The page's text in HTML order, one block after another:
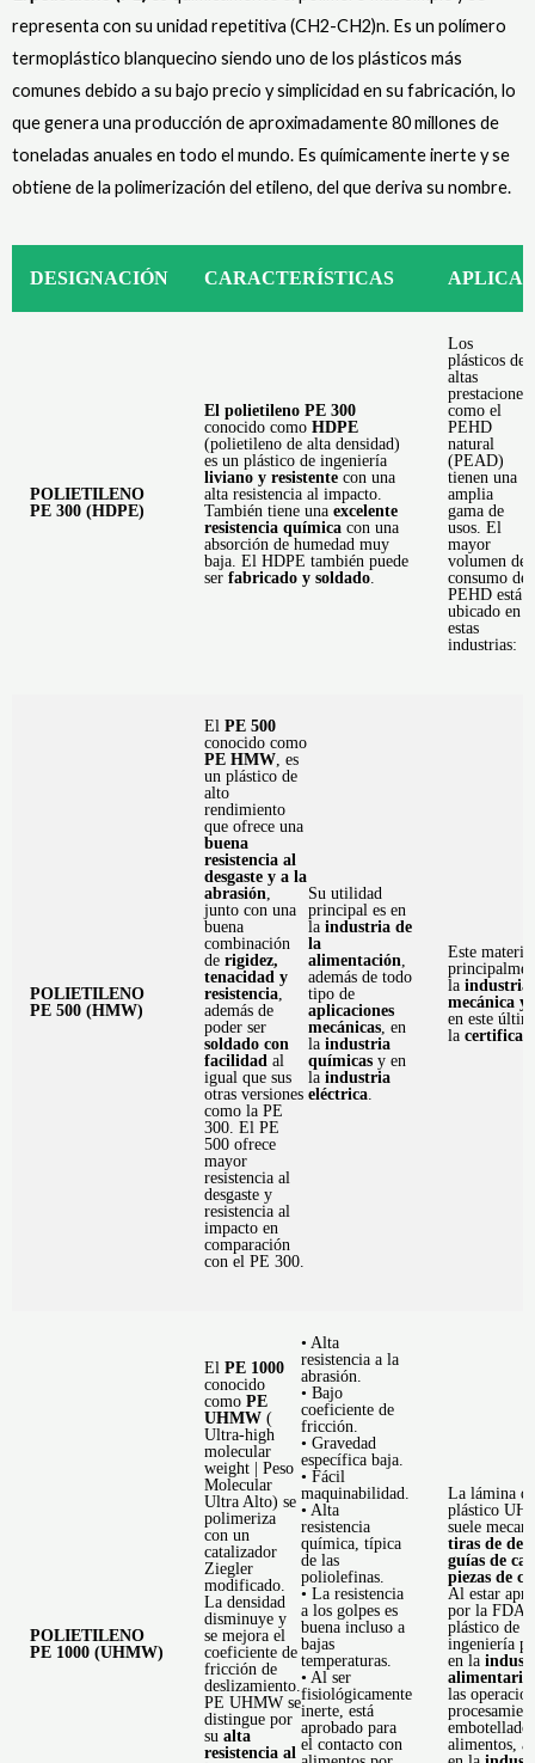
representa con su unidad repetitiva (CH2-CH2)n. Es un polímero
termoplástico blanquecino siendo uno de los plásticos más
comunes debido a su bajo precio y simplicidad en su fabricación, lo
que genera una producción de aproximadamente 80 millones de
toneladas anuales en todo el mundo. Es químicamente inerte y se
obtiene de la polimerización del etileno, del que deriva su nombre.
DESIGNACIÓN CARACTERÍSTICAS
POLIETILENO
PE 300 (HDPE)
El polietileno PE 300
conocido como HDPE
(polietileno de alta densidad)
es un plástico de ingeniería
liviano y resistente con una
alta resistencia al impacto.
También tiene una excelente
resistencia química con una
absorción de humedad muy
baja. El HDPE también puede
ser fabricado y soldado
Los
plásticos de
altas
prestaciones
como el
PEHD
natural
(PEAD)
tienen una
amplia
gama de
usos. El
mayor
volumen de
consumo de
PEHD está
ubicado en
estas
industrias:
POLIETILENO
PE 500 (HMW)
El PE 500
conocido como
PE HMW , es
un plástico de
alto
rendimiento
que ofrece una
buena
resistencia al
desgaste y a la
abrasión
junto con una
buena
combinación
de rigidez,
tenacidad y
resistencia
además de
poder ser
soldado con
facilidad al
igual que sus
otras versiones
como la PE
300. El PE
500 ofrece
mayor
resistencia al
desgaste y
resistencia al
impacto en
comparación
con el PE 300.
Su utilidad
principal es en
la industria de
la
alimentación
además de todo
tipo de
aplicaciones
mecánicas , en
la industria
químicas y en
la industria
eléctrica
Este
la industria
mecánica
en este
la
POLIETILENO
PE 1000 (UHMW)
El PE 1000
conocido
como PE
UHMW (
Ultra-high
molecular
weight | Peso
Molecular
Ultra Alto) se
polimeriza
con un
catalizador
Ziegler
modificado.
La densidad
disminuye y
se mejora el
coeficiente de
fricción de
deslizamiento.
PE UHMW se
distingue por
su alta
resistencia al
• Alta
resistencia a la
abrasión.
• Bajo
coeficiente de
fricción.
• Gravedad
específica baja.
• Fácil
maquinabilidad.
• Alta
resistencia
química, típica
de las
poliolefinas.
• La resistencia
a los golpes es
buena incluso a
bajas
temperaturas.
• Al ser
fisiológicamente
inerte, está
aprobado para
el contacto con
La lámina de
plástico
suele
tiras de
guías de
piezas de
Al estar
por la FDA
plástico de
ingeniería
en la
alimentaria
las
embotellado
alimentos,